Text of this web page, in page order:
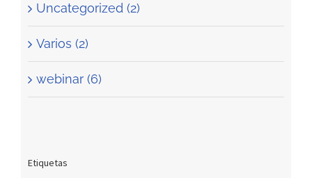
Uncategorized (2)
Varios (2)
webinar (6)
Etiquetas